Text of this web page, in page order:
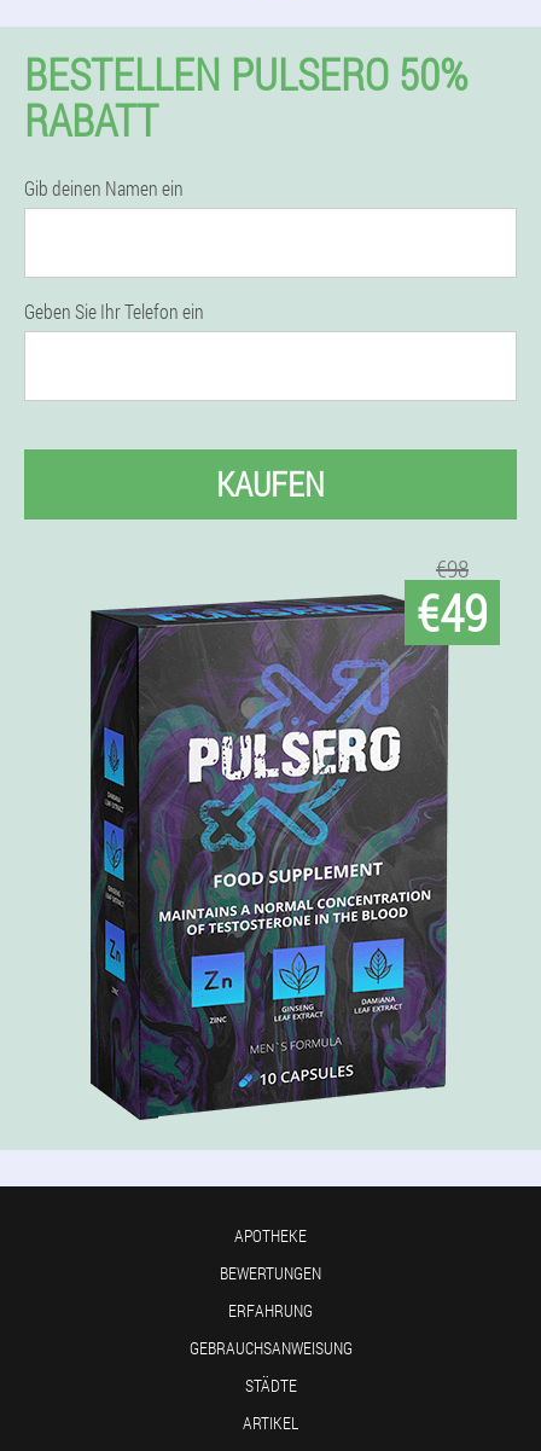
BESTELLEN PULSERO 50%
RABATT
Gib deinen Namen ein
Geben Sie Ihr Telefon ein
KAUFEN
€98
€49
APOTHEKE
BEWERTUNGEN
ERFAHRUNG
GEBRAUCHSANWEISUNG
STÄDTE
ARTIKEL